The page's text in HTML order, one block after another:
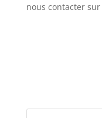
nous contacter sur